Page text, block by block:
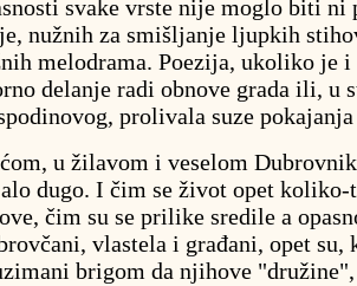
svake vrste nije moglo biti
nužnih za smišljanje ljupkih
melodrama. Poezija, ukoliko je
delanje radi obnove grada ili, u
prolivala suze
u žilavom i veselom
dugo. I čim se život opet
čim su se prilike sredile a
vlastela i građani, opet su,
brigom da njihove